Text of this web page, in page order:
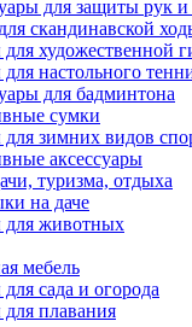
для защиты рук и
скандинавской
художественной
настольного
для бадминтона
сумки
зимних видов
аксессуары
туризма, отдыха
на даче
для животных
мебель
сада и огорода
плавания